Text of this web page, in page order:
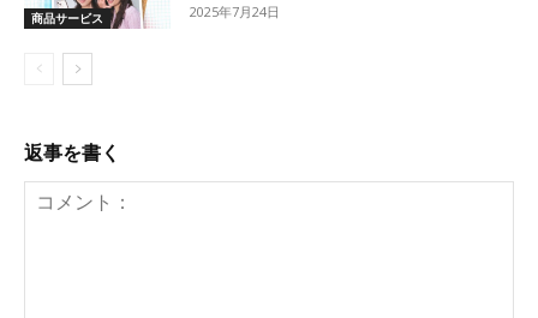
商品サービス 2025年7月24日
返事を書く